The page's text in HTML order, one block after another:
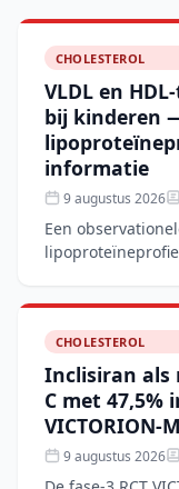
CHOLESTEROL
VLDL en
bij kinderen
informatie
9 augustus 2026
Een
CHOLESTEROL
Inclisiran als
C met 47,5%
VICTORION-
9 augustus 2026